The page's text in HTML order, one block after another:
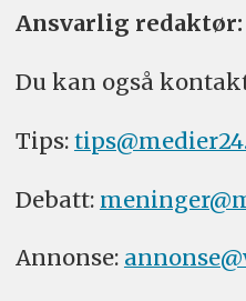
Ansvarlig redaktør:
Du kan også
Tips:
Debatt:
Annonse: